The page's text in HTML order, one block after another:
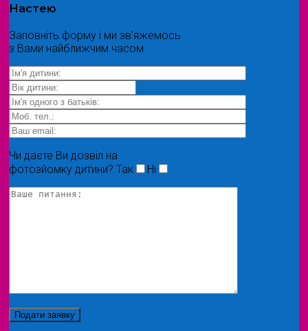
Настею
Заповніть форму і ми зв'яжемось
з Вами найближчим часом
Чи даєте Ви дозвіл на
фотозйомку дитини? Так Ні